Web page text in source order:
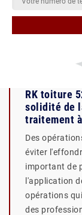
RK toiture
solidité de
traitement
Des
éviter
important de
l'application
opérations
des